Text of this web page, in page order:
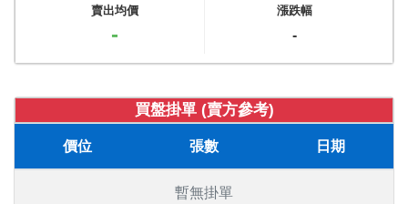
賣出均價
-
漲跌幅
-
買盤掛單 (賣方參考)
價位 張數 日期
暫無掛單